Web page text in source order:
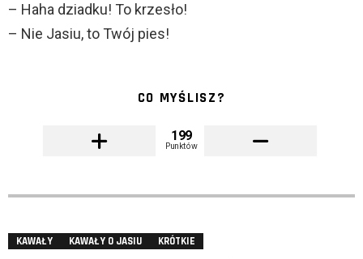
– Haha dziadku! To krzesło!
– Nie Jasiu, to Twój pies!
CO MYŚLISZ?
199
Punktów
KAWAŁY KAWAŁY O JASIU KRÓTKIE